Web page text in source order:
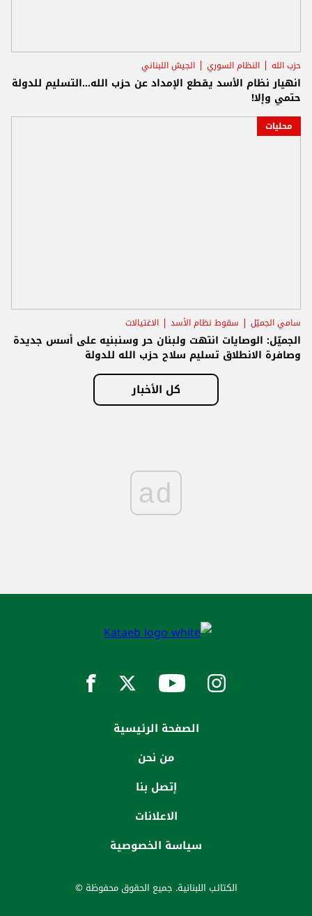
حزب الله النظام السوري الجيش اللبناني
انهيار نظام الأسد يقطع الإمداد عن حزب الله...التسليم للدولة
حتمي وإلا!
محليات
سامي الجميّل سقوط نظام الأسد الاغتيالات
الجميّل: الوصايات انتهت ولبنان حر وسنبنيه على أسس جديدة
وصافرة الانطلاق تسليم سلاح حزب الله للدولة
كل الأخبار
ad
الصفحة الرئيسية
من نحن
إتصل بنا
الاعلانات
سياسة الخصوصية
الكتائب اللبنانية. جميع الحقوق محفوظة ©